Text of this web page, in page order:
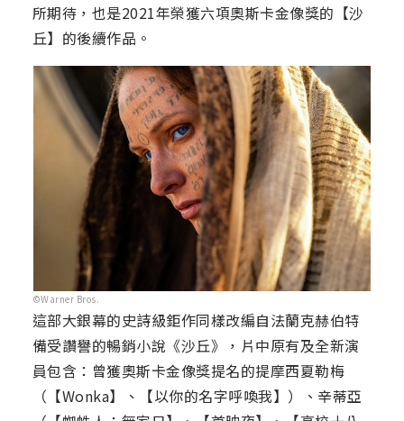
所期待，也是2021年榮獲六項奧斯卡金像獎的【沙
丘】的後續作品。
©Warner Bros.
這部大銀幕的史詩級鉅作同樣改編自法蘭克赫伯特
備受讚譽的暢銷小說《沙丘》，片中原有及全新演
員包含：曾獲奧斯卡金像獎提名的提摩西夏勒梅
（【Wonka】、【以你的名字呼喚我】）、辛蒂亞